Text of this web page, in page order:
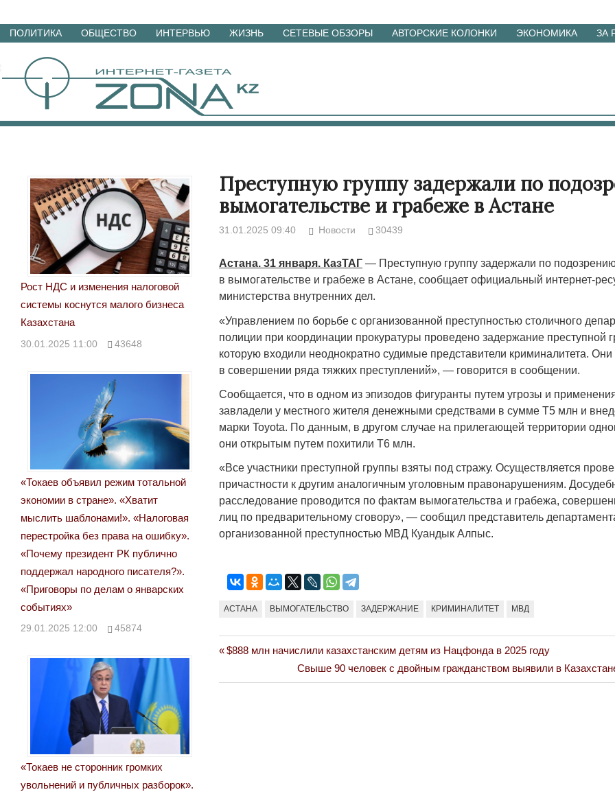
Перейти
материалам
ПОЛИТИКА ОБЩЕСТВО ИНТЕРВЬЮ ЖИЗНЬ СЕТЕВЫЕ ОБЗОРЫ АВТОРСКИЕ КОЛОНКИ ЭКОНОМИКА ЗА
Преступную группу задержали по
вымогательстве и грабеже в Астане
31.01.2025 09:40 Новости 30439
Астана. 31 января. КазТАГ — Преступную группу задержали по
в вымогательстве и грабеже в Астане, сообщает официальный интернет-
министерства внутренних дел.
«Управлением по борьбе с организованной преступностью столичного
полиции при координации прокуратуры проведено задержание преступной
которую входили неоднократно судимые представители криминалитета.
в совершении ряда тяжких преступлений», — говорится в сообщении.
Сообщается, что в одном из эпизодов фигуранты путем угрозы и
завладели у местного жителя денежными средствами в сумме Т5 млн и
марки Toyota. По данным, в другом случае на прилегающей территории
они открытым путем похитили Т6 млн.
«Все участники преступной группы взяты под стражу. Осуществляется
причастности к другим аналогичным уголовным правонарушениям.
расследование проводится по фактам вымогательства и грабежа,
лиц по предварительному сговору», — сообщил представитель
организованной преступностью МВД Куандык Алпыс.
АСТАНА ВЫМОГАТЕЛЬСТВО ЗАДЕРЖАНИЕ КРИМИНАЛИТЕТ МВД
Навигация
по
Previous
$888 млн начислили казахстанским детям из Нацфонда в 2025 году
Next
Post:
Свыше 90 человек с двойным гражданством выявили в
Рост НДС и изменения налоговой
системы коснутся малого бизнеса
Казахстана
30.01.2025 11:00 43648
«Токаев объявил режим тотальной
экономии в стране». «Хватит
мыслить шаблонами!». «Налоговая
перестройка без права на ошибку».
«Почему президент РК публично
поддержал народного писателя?».
«Приговоры по делам о январских
событиях»
29.01.2025 12:00 45874
«Токаев не сторонник громких
увольнений и публичных разборок».
Народ выбрал свет
17.10.2024 17:00 29972
Странная
Дарига не
мошенниками
30.10.2024
Война
Война Миров.
Сороса